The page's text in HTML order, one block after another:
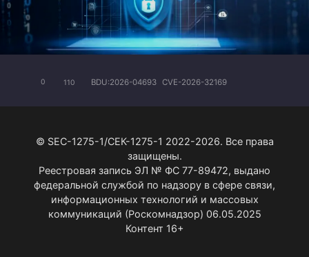
0 110 BDU:2026-04693 CVE-2026-32169
© SEC-1275-1/СЕК-1275-1 2022-2026. Все права
защищены.
Реестровая запись ЭЛ № ФС 77-89472, выдано
федеральной службой по надзору в сфере связи,
информационных технологий и массовых
коммуникаций (Роскомнадзор) 06.05.2025
Контент 16+